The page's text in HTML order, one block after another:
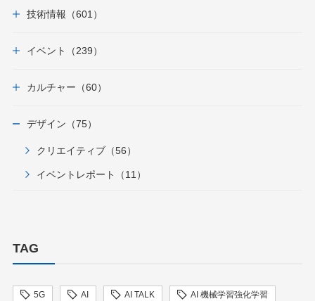
技術情報（601）
イベント（239）
カルチャー（60）
デザイン（75）
クリエイティブ（56）
イベントレポート（11）
TAG
5G AI AI TALK AI 機械学習強化学習